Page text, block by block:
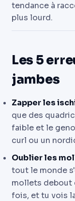
tendance à
plus lourd.
Les 5
jambes
Zapper les
que des
faible et le
curl ou un
Oublier les
tout le monde
mollets debout
fois, et tu vois